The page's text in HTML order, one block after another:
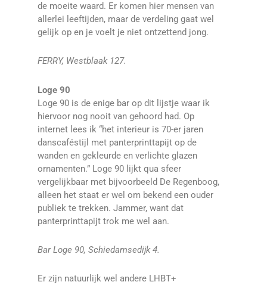
de moeite waard. Er komen hier mensen van
allerlei leeftijden, maar de verdeling gaat wel
gelijk op en je voelt je niet ontzettend jong.
FERRY, Westblaak 127.
Loge 90
Loge 90 is de enige bar op dit lijstje waar ik
hiervoor nog nooit van gehoord had. Op
internet lees ik “het interieur is 70-er jaren
danscaféstijl met panterprinttapijt op de
wanden en gekleurde en verlichte glazen
ornamenten.” Loge 90 lijkt qua sfeer
vergelijkbaar met bijvoorbeeld De Regenboog,
alleen het staat er wel om bekend een ouder
publiek te trekken. Jammer, want dat
panterprinttapijt trok me wel aan.
Bar Loge 90, Schiedamsedijk 4.
Er zijn natuurlijk wel andere LHBT+